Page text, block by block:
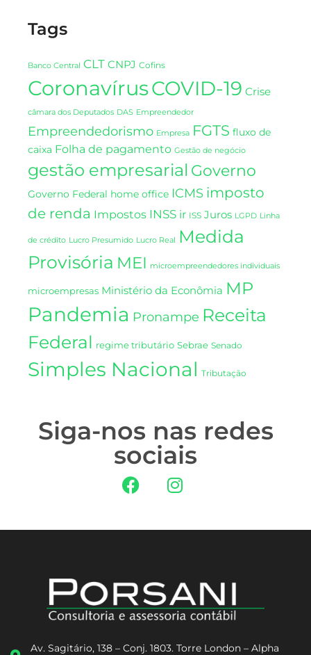
Tags
Banco Central CLT CNPJ Cofins
CoronavírusCOVID-19 Crise
câmara dos Deputados DAS Empreendedor
Empreendedorismo Empresa FGTS fluxo de
caixa Folha de pagamento Gestão de negócio
gestão empresarial Governo
Governo Federal home office ICMS imposto
de renda Impostos INSS ir ISS Juros LGPD Linha
de crédito Lucro Presumido Lucro Real
Medida
Provisória MEI microempreendedores individuais
microempresas Ministério da Econômia MP
Pandemia Pronampe Receita
Federal regime tributário Sebrae Senado
Simples Nacional Tributação
Siga-nos nas redes
sociais
Av. Sagitário, 138 – Conj. 1803. Torre London – Alpha